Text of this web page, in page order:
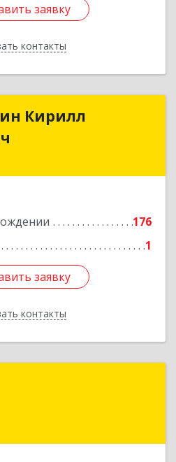
заявку
контакты
заявку
Назад
Кирилл
176
1
заявку
контакты
Кирилл
Подробнее
заявку
Назад
г, корпус 1504,